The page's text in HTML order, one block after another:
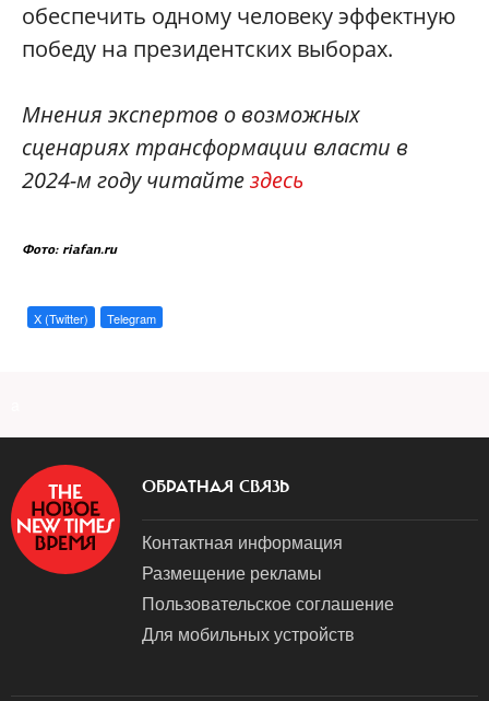
обеспечить одному человеку эффектную
победу на президентских выборах.
Мнения экспертов о возможных
сценариях трансформации власти в
2024-м году читайтездесь
Фото: riafan.ru
X (Twitter) Telegram
ОБРАТНАЯ СВЯЗЬ
Контактная информация
Размещение рекламы
Пользовательское соглашение
Для мобильных устройств